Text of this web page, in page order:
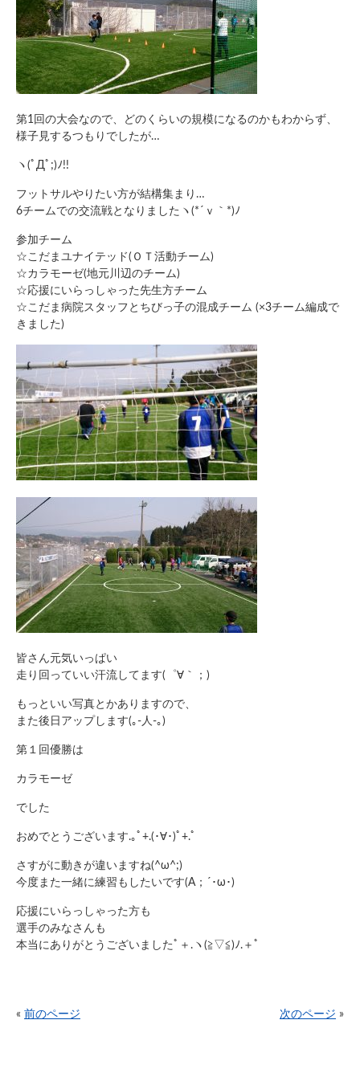
第1回の大会なので、どのくらいの規模になるのかもわからず、
様子見するつもりでしたが…
ヽ(ﾟДﾟ;)ﾉ!!
フットサルやりたい方が結構集まり…
6チームでの交流戦となりましたヽ(*´ｖ｀*)ﾉ
参加チーム
☆こだまユナイテッド(ＯＴ活動チーム)
☆カラモーゼ(地元川辺のチーム)
☆応援にいらっしゃった先生方チーム
☆こだま病院スタッフとちびっ子の混成チーム (×3チーム編成で
きました)
皆さん元気いっぱい
走り回っていい汗流してます(゜∀｀；)
もっといい写真とかありますので、
また後日アップします(｡-人-｡)
第１回優勝は
カラモーゼ
でした
おめでとうございます.｡ﾟ+.(･∀･)ﾟ+.ﾟ
さすがに動きが違いますね(^ω^;)
今度また一緒に練習もしたいです(A；´･ω･)
応援にいらっしゃった方も
選手のみなさんも
本当にありがとうございましたﾟ＋.ヽ(≧▽≦)ﾉ.＋ﾟ
« 前のページ 次のページ »